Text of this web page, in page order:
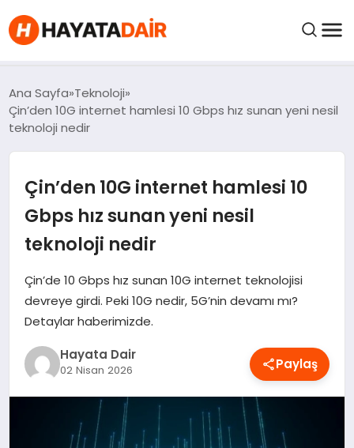
FIYATLAR
HABERLER
İNCELEMELER
KRIPTO PARALAR
KIMDIR?
NEDIR?
OYUN
RÜYA TABIRLERI
Ana Sayfa Teknoloji
Çin’den 10G internet hamlesi 10 Gbps hız sunan yeni nesil
teknoloji nedir
Çin’den 10G internet hamlesi 10
Gbps hız sunan yeni nesil
teknoloji nedir
Çin’de 10 Gbps hız sunan 10G internet teknolojisi
devreye girdi. Peki 10G nedir, 5G’nin devamı mı?
Detaylar haberimizde.
Hayata Dair
02 Nisan 2026 Paylaş